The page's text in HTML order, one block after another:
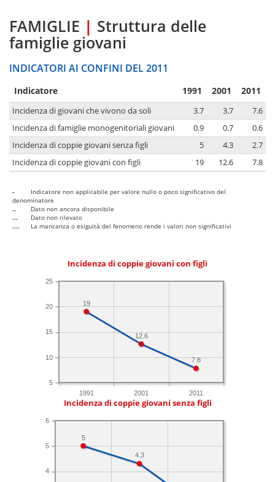
FAMIGLIE | Struttura delle
famiglie giovani
INDICATORI AI CONFINI DEL 2011
Indicatore 1991 2001 2011
Incidenza di giovani che vivono da soli 3.7 3.7
7.6
Incidenza di famiglie monogenitoriali giovani
0.9 0.7
0.6
Incidenza di coppie giovani senza figli
5 4.3
2.7
Incidenza di coppie giovani con figli
19 12.6 7.8
-
Indicatore non applicabile per valore nullo o poco significativo del
denominatore
..
Dato non ancora disponibile
...
Dato non rilevato
....
La mancanza o esiguità del fenomeno rende i valori non significativi
Incidenza di coppie giovani con figli
1991 2001 2011
5
10
15
20
25
7.8
12.6
19
Incidenza di coppie giovani senza figli
4
5
6
4.3
5